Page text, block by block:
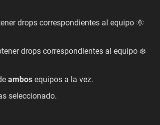
drops correspondientes al equipo 🌞
drops correspondientes al equipo ❄️
ambos equipos a la vez.
seleccionado.